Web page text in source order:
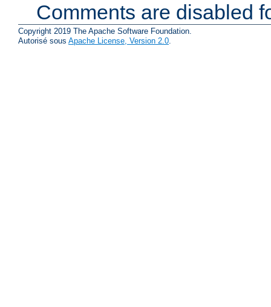
Comments are disabled
Copyright 2019 The Apache Software Foundation.
Autorisé sous Apache License, Version 2.0.